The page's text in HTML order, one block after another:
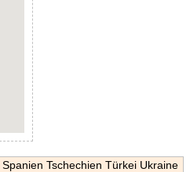
Spanien Tschechien Türkei Ukraine